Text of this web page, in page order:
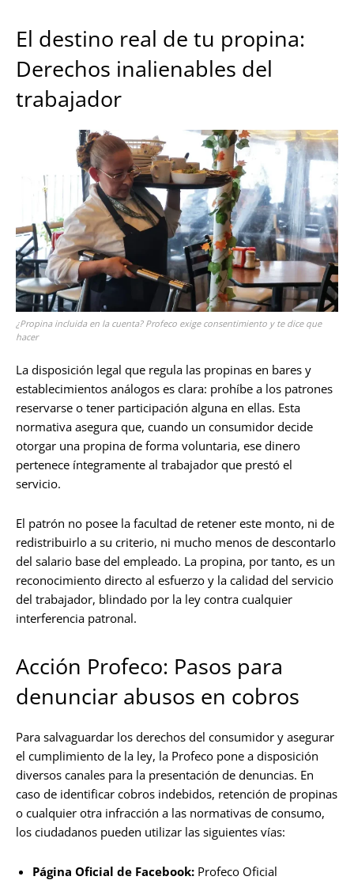
El destino real de tu propina:
Derechos inalienables del
trabajador
¿Propina incluida en la cuenta? Profeco exige consentimiento y te dice que
hacer
La disposición legal que regula las propinas en bares y
establecimientos análogos es clara: prohíbe a los patrones
reservarse o tener participación alguna en ellas. Esta
normativa asegura que, cuando un consumidor decide
otorgar una propina de forma voluntaria, ese dinero
pertenece íntegramente al trabajador que prestó el
servicio.
El patrón no posee la facultad de retener este monto, ni de
redistribuirlo a su criterio, ni mucho menos de descontarlo
del salario base del empleado. La propina, por tanto, es un
reconocimiento directo al esfuerzo y la calidad del servicio
del trabajador, blindado por la ley contra cualquier
interferencia patronal.
Acción Profeco: Pasos para
denunciar abusos en cobros
Para salvaguardar los derechos del consumidor y asegurar
el cumplimiento de la ley, la Profeco pone a disposición
diversos canales para la presentación de denuncias. En
caso de identificar cobros indebidos, retención de propinas
o cualquier otra infracción a las normativas de consumo,
los ciudadanos pueden utilizar las siguientes vías:
Página Oficial de Facebook: Profeco Oficial